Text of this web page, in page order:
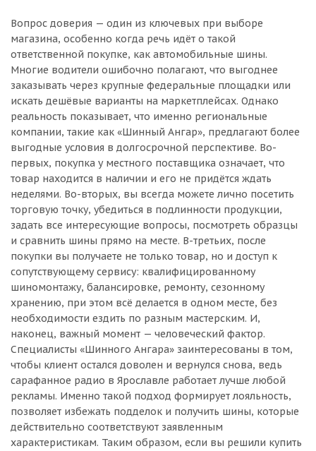
Вопрос доверия — один из ключевых при выборе
магазина, особенно когда речь идёт о такой
ответственной покупке, как автомобильные шины.
Многие водители ошибочно полагают, что выгоднее
заказывать через крупные федеральные площадки или
искать дешёвые варианты на маркетплейсах. Однако
реальность показывает, что именно региональные
компании, такие как «Шинный Ангар», предлагают более
выгодные условия в долгосрочной перспективе. Во-
первых, покупка у местного поставщика означает, что
товар находится в наличии и его не придётся ждать
неделями. Во-вторых, вы всегда можете лично посетить
торговую точку, убедиться в подлинности продукции,
задать все интересующие вопросы, посмотреть образцы
и сравнить шины прямо на месте. В-третьих, после
покупки вы получаете не только товар, но и доступ к
сопутствующему сервису: квалифицированному
шиномонтажу, балансировке, ремонту, сезонному
хранению, при этом всё делается в одном месте, без
необходимости ездить по разным мастерским. И,
наконец, важный момент — человеческий фактор.
Специалисты «Шинного Ангара» заинтересованы в том,
чтобы клиент остался доволен и вернулся снова, ведь
сарафанное радио в Ярославле работает лучше любой
рекламы. Именно такой подход формирует лояльность,
позволяет избежать подделок и получить шины, которые
действительно соответствуют заявленным
характеристикам. Таким образом, если вы решили купить